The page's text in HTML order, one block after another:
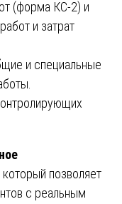
(форма КС-2) и
и затрат
и специальные
позволяет
с реальным